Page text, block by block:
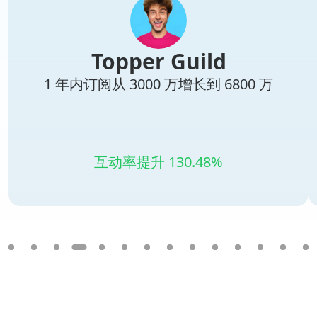
Topper Guild
1 年内订阅从 3000 万增长到 6800 万
互动率提升 130.48%